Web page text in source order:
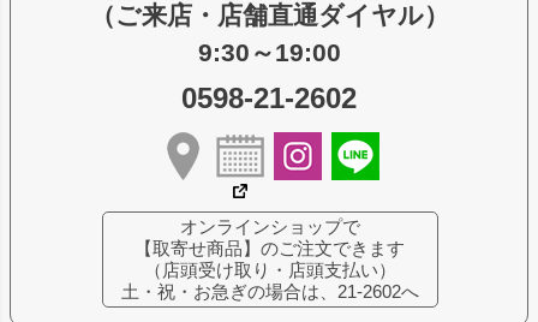
（ご来店・店舗直通ダイヤル）
9:30～19:00
0598-21-2602
オンラインショップで
【取寄せ商品】のご注文できます
（店頭受け取り・店頭支払い）
土・祝・お急ぎの場合は、21-2602へ